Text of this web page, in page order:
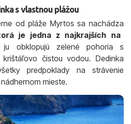
s vlastnou plážou
od pláže Myrtos sa nachádza
je jedna z najkrajších na
obklopujú zelené pohoria s
čistou vodou. Dedinka
predpoklady na strávenie
mieste.